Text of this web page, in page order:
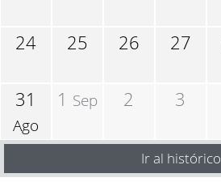
24 25 26 27
31
Ago
1 Sep 2 3
Ir al histórico